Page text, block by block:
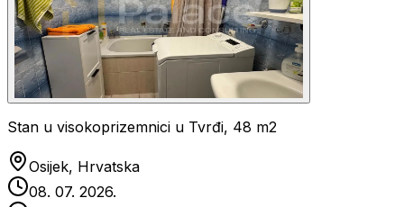
Stan u visokoprizemnici u Tvrđi, 48 m2
Osijek, Hrvatska
08. 07. 2026.